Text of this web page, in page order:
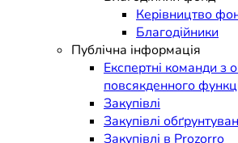
Керівництво
Благодійники
Публічна інформація
Експертні команди з
повсякденного
Закупівлі
Закупівлі
Закупівлі в Prozorro